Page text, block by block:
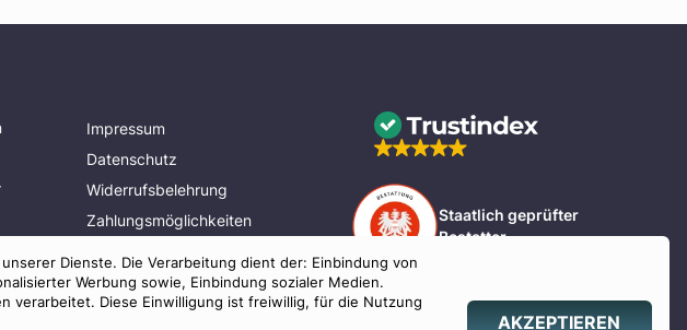
Dienste. Die Verarbeitung dient der: Einbindung von
Werbung sowie, Einbindung sozialer Medien.
verarbeitet. Diese Einwilligung ist freiwillig, für die Nutzung
AKZEPTIEREN
Impressum
Datenschutz
Widerrufsbelehrung
Zahlungsmöglichkeiten
Bestatterverband Bayern
Staatlich geprüfter
Bestatter